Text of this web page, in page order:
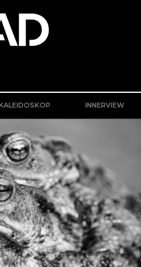
KALEIDOSKOP INNERVIEW